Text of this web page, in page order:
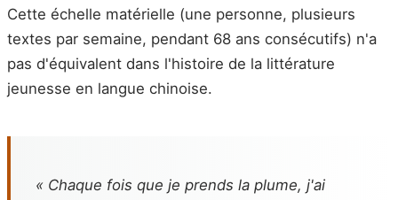
Cette échelle matérielle (une personne, plusieurs
textes par semaine, pendant 68 ans consécutifs) n'a
pas d'équivalent dans l'histoire de la littérature
jeunesse en langue chinoise.
« Chaque fois que je prends la plume, j'ai